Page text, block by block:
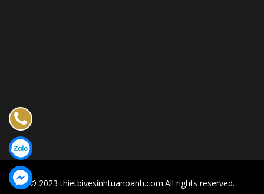
© 2023 thietbivesinhtuanoanh.com.All rights reserved.